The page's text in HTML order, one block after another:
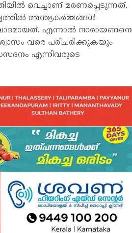
വെച്ചാണ് മരണപ്പെടുന്നത്.
അന്ത്യകർമ്മങ്ങൾ
എന്നാൽ നാരായണനെ
വരെ പരിചരിക്കുകയും
എന്നിവരുടെ